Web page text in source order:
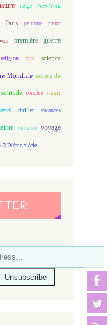
neige New-York
Paris peinture peur
première guerre
religion rêve science
Mondiale secrets de
solitude sorcière souris
thriller vacances
violence voyage
XIXème siècle